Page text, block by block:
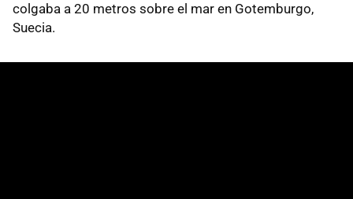
colgaba a 20 metros sobre el mar en Gotemburgo,
Suecia.